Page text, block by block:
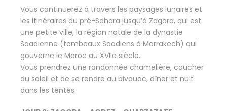
Vous continuerez à travers les paysages lunaires et
les itinéraires du pré-Sahara jusqu’à Zagora, qui est
une petite ville, la région natale de la dynastie
Saadienne (tombeaux Saadiens à Marrakech) qui
gouverne le Maroc au XVIIe siècle.
Vous prendrez une randonnée chamelière, coucher
du soleil et de se rendre au bivouac, dîner et nuit
dans les tentes.